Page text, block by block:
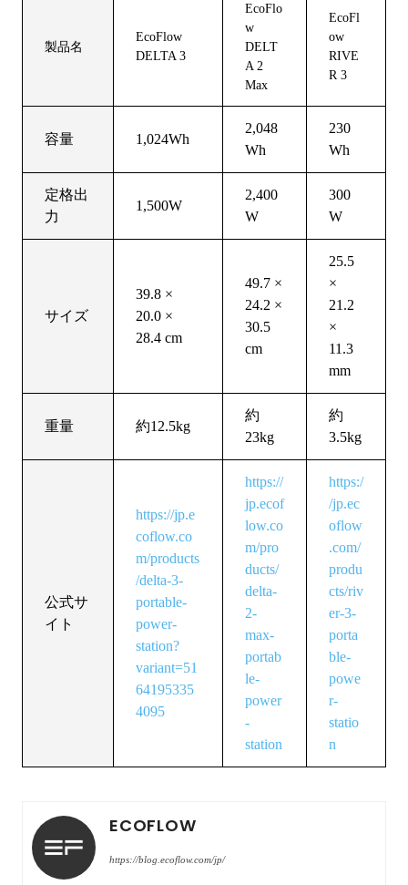
製品名
EcoFlow
DELTA 3
EcoFlo
w
DELT
A 2
Max
EcoFl
ow
RIVE
R 3
容量 1,024Wh
2,048
Wh
230
Wh
定格出
力
1,500W
2,400
W
300
W
サイズ
39.8 ×
20.0 ×
28.4 cm
49.7 ×
24.2 ×
30.5
cm
25.5
×
21.2
×
11.3
mm
重量 約12.5kg
約
23kg
約
3.5kg
公式サ
イト
https://jp.e
coflow.co
m/products
/delta-3-
portable-
power-
station?
variant=51
64195335
4095
https://
jp.ecof
low.co
m/pro
ducts/
delta-
2-
max-
portab
le-
power
-
station
https:/
/jp.ec
oflow
.com/
produ
cts/riv
er-3-
porta
ble-
powe
r-
statio
n
ECOFLOW
https://blog.ecoflow.com/jp/